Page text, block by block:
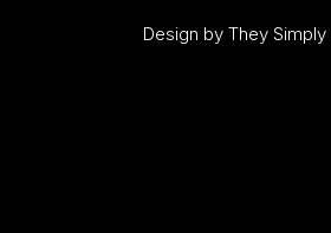
Design by They Simply